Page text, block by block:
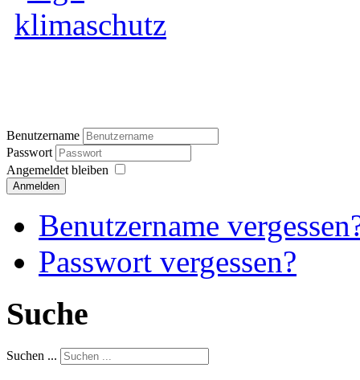
Benutzername
Passwort
Angemeldet bleiben
Anmelden
Benutzername
Passwort vergessen?
Suche
Suchen ...